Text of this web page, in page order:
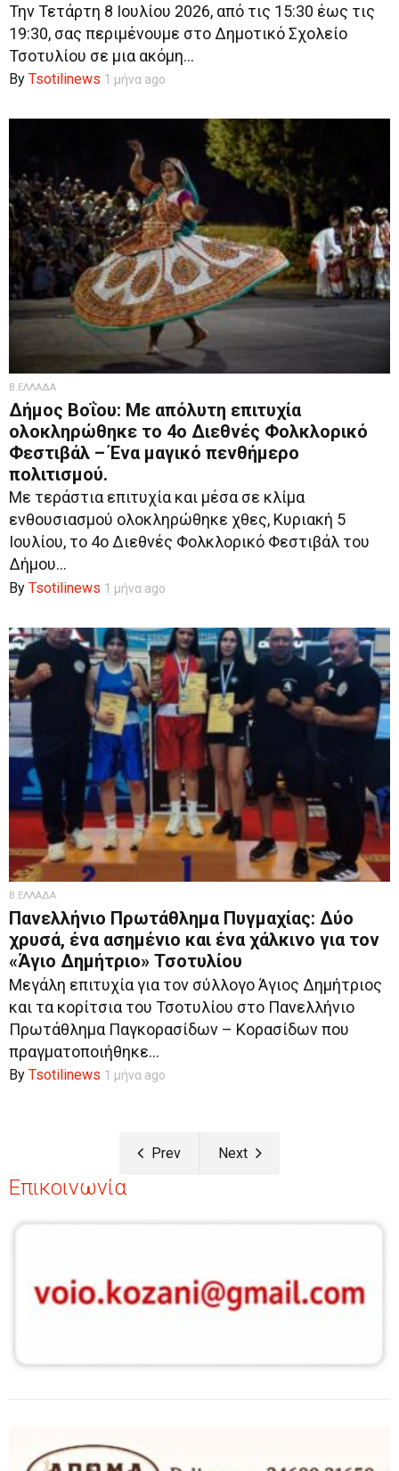
Την Τετάρτη 8 Ιουλίου 2026, από τις 15:30 έως τις
19:30, σας περιμένουμε στο Δημοτικό Σχολείο
Τσοτυλίου σε μια ακόμη...
By Tsotilinews 1 μήνα ago
Β.ΕΛΛΑΔΑ
Δήμος Βοΐου: Με απόλυτη επιτυχία
ολοκληρώθηκε το 4ο Διεθνές Φολκλορικό
Φεστιβάλ – Ένα μαγικό πενθήμερο
πολιτισμού.
Με τεράστια επιτυχία και μέσα σε κλίμα
ενθουσιασμού ολοκληρώθηκε χθες, Κυριακή 5
Ιουλίου, το 4ο Διεθνές Φολκλορικό Φεστιβάλ του
Δήμου...
By Tsotilinews 1 μήνα ago
Β.ΕΛΛΑΔΑ
Πανελλήνιο Πρωτάθλημα Πυγμαχίας: Δύο
χρυσά, ένα ασημένιο και ένα χάλκινο για τον
«Άγιο Δημήτριο» Τσοτυλίου
Μεγάλη επιτυχία για τον σύλλογο Άγιος Δημήτριος
και τα κορίτσια του Τσοτυλίου στο Πανελλήνιο
Πρωτάθλημα Παγκορασίδων – Κορασίδων που
πραγματοποιήθηκε...
By Tsotilinews 1 μήνα ago
Prev Next
Επικοινωνία